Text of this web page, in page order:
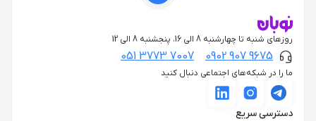
روزهای شنبه تا چهارشنبه 8 الی 16، پنجشنبه 8 الی 12
0902 907 9675
051 3773 7007
ما را در شبکه‌های اجتماعی دنبال کنید
دسترسی سریع